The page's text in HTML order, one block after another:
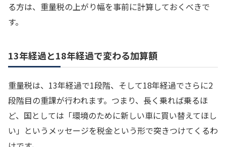
る方は、重量税の上がり幅を事前に計算しておくべきで
す。
13年経過と18年経過で変わる加算額
重量税は、13年経過で1段階、そして18年経過でさらに2
段階目の重課が行われます。つまり、長く乗れば乗るほ
ど、国としては「環境のために新しい車に買い替えてほし
い」というメッセージを税金という形で突きつけてくるわ